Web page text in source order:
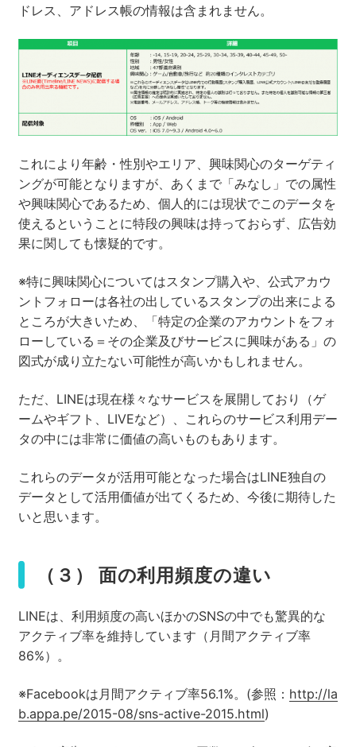
ドレス、アドレス帳の情報は含まれません。
これにより年齢・性別やエリア、興味関心のターゲティ
ングが可能となりますが、あくまで「みなし」での属性
や興味関心であるため、個人的には現状でこのデータを
使えるということに特段の興味は持っておらず、広告効
果に関しても懐疑的です。
※特に興味関心についてはスタンプ購入や、公式アカウ
ントフォローは各社の出しているスタンプの出来による
ところが大きいため、「特定の企業のアカウントをフォ
ローしている＝その企業及びサービスに興味がある」の
図式が成り立たない可能性が高いかもしれません。
ただ、LINEは現在様々なサービスを展開しており（ゲ
ームやギフト、LIVEなど）、これらのサービス利用デー
タの中には非常に価値の高いものもあります。
これらのデータが活用可能となった場合はLINE独自の
データとして活用価値が出てくるため、今後に期待した
いと思います。
（３） 面の利用頻度の違い
LINEは、利用頻度の高いほかのSNSの中でも驚異的な
アクティブ率を維持しています（月間アクティブ率
86%）。
※Facebookは月間アクティブ率56.1%。(参照： http://la
b.appa.pe/2015-08/sns-active-2015.html)